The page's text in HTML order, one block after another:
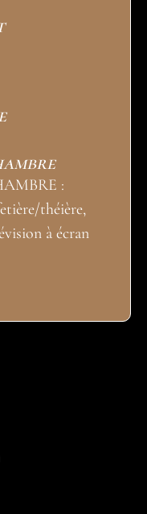
:
théière,
à écran